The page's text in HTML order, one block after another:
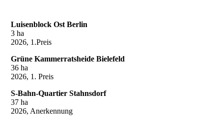
Luisenblock Ost Berlin
3 ha
2026, 1.Preis
Grüne Kammerratsheide Bielefeld
36 ha
2026, 1. Preis
S-Bahn-Quartier Stahnsdorf
37 ha
2026, Anerkennung